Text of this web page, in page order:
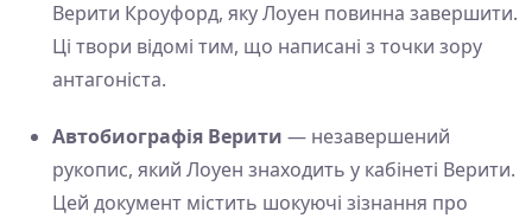
Верити Кроуфорд, яку Лоуен повинна завершити.
Ці твори відомі тим, що написані з точки зору
антагоніста.
Автобиографія Верити — незавершений
рукопис, який Лоуен знаходить у кабінеті Верити.
Цей документ містить шокуючі зізнання про